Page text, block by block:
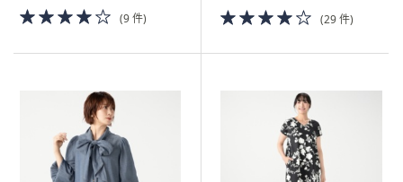
4.0
of
(9 件)
4.0
of
(29 件)